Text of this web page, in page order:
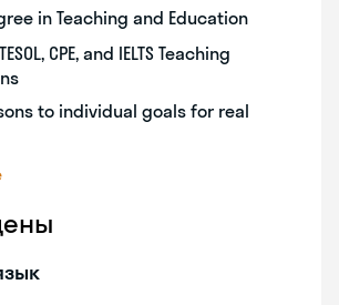
in Teaching and Education
CPE, and IELTS Teaching
to individual goals for real